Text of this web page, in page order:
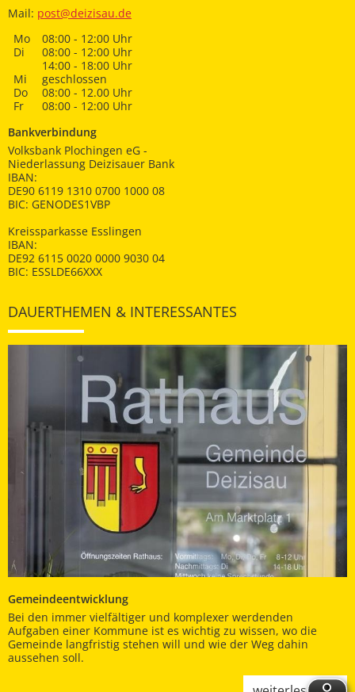
Mail: post@deizisau.de
Mo
08:00 - 12:00 Uhr
Di
08:00 - 12:00 Uhr
14:00 - 18:00 Uhr
Mi
geschlossen
Do
08:00 - 12.00 Uhr
Fr
08:00 - 12:00 Uhr
Bankverbindung
Volksbank Plochingen eG -
Niederlassung Deizisauer Bank
IBAN:
DE90 6119 1310 0700 1000 08
BIC: GENODES1VBP
Kreissparkasse Esslingen
IBAN:
DE92 6115 0020 0000 9030 04
BIC: ESSLDE66XXX
DAUERTHEMEN & INTERESSANTES
Gemeindeentwicklung
Bei den immer vielfältiger und komplexer werdenden
Aufgaben einer Kommune ist es wichtig zu wissen, wo die
Gemeinde langfristig stehen will und wie der Weg dahin
aussehen soll.